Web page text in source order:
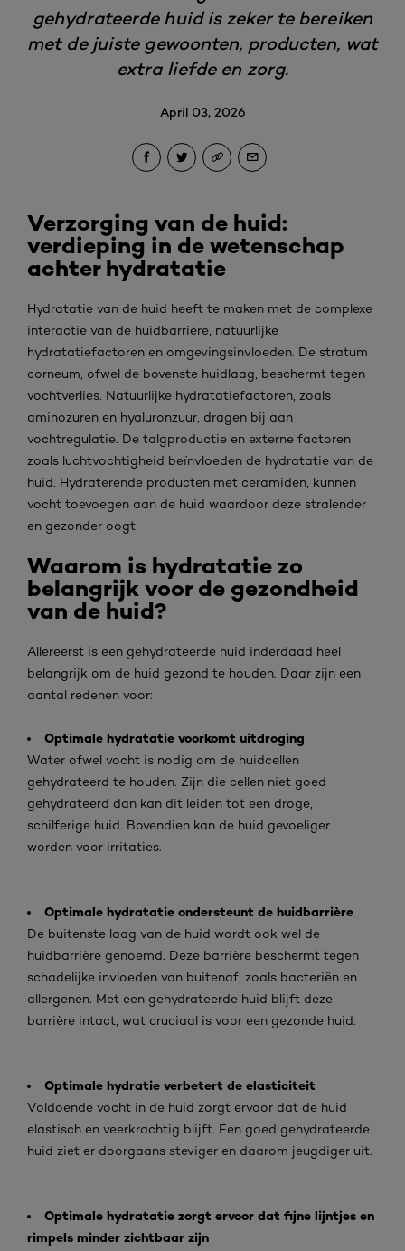
gehydrateerde huid is zeker te bereiken
met de juiste gewoonten, producten, wat
extra liefde en zorg.
April 03, 2026
Verzorging van de huid:
verdieping in de wetenschap
achter hydratatie
Hydratatie van de huid heeft te maken met de complexe
interactie van de huidbarrière, natuurlijke
hydratatiefactoren en omgevingsinvloeden. De stratum
corneum, ofwel de bovenste huidlaag, beschermt tegen
vochtverlies. Natuurlijke hydratatiefactoren, zoals
aminozuren en hyaluronzuur, dragen bij aan
vochtregulatie. De talgproductie en externe factoren
zoals luchtvochtigheid beïnvloeden de hydratatie van de
huid. Hydraterende producten met ceramiden, kunnen
vocht toevoegen aan de huid waardoor deze stralender
en gezonder oogt
Waarom is hydratatie zo
belangrijk voor de gezondheid
van de huid?
Allereerst is een gehydrateerde huid inderdaad heel
belangrijk om de huid gezond te houden. Daar zijn een
aantal redenen voor:
Optimale hydratatie voorkomt uitdroging
Water ofwel vocht is nodig om de huidcellen
gehydrateerd te houden. Zijn die cellen niet goed
gehydrateerd dan kan dit leiden tot een droge,
schilferige huid. Bovendien kan de huid gevoeliger
worden voor irritaties.
Optimale hydratatie ondersteunt de huidbarrière
De buitenste laag van de huid wordt ook wel de
huidbarrière genoemd. Deze barrière beschermt tegen
schadelijke invloeden van buitenaf, zoals bacteriën en
allergenen. Met een gehydrateerde huid blijft deze
barrière intact, wat cruciaal is voor een gezonde huid.
Optimale hydratie verbetert de elasticiteit
Voldoende vocht in de huid zorgt ervoor dat de huid
elastisch en veerkrachtig blijft. Een goed gehydrateerde
huid ziet er doorgaans steviger en daarom jeugdiger uit.
Optimale hydratatie zorgt ervoor dat fijne lijntjes en
rimpels minder zichtbaar zijn